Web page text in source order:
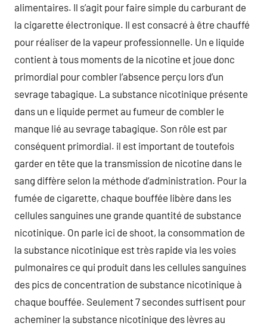
alimentaires. Il s’agit pour faire simple du carburant de
la cigarette électronique. Il est consacré à être chauffé
pour réaliser de la vapeur professionnelle. Un e liquide
contient à tous moments de la nicotine et joue donc
primordial pour combler l’absence perçu lors d’un
sevrage tabagique. La substance nicotinique présente
dans un e liquide permet au fumeur de combler le
manque lié au sevrage tabagique. Son rôle est par
conséquent primordial. il est important de toutefois
garder en tête que la transmission de nicotine dans le
sang diffère selon la méthode d’administration. Pour la
fumée de cigarette, chaque bouffée libère dans les
cellules sanguines une grande quantité de substance
nicotinique. On parle ici de shoot, la consommation de
la substance nicotinique est très rapide via les voies
pulmonaires ce qui produit dans les cellules sanguines
des pics de concentration de substance nicotinique à
chaque bouffée. Seulement 7 secondes suffisent pour
acheminer la substance nicotinique des lèvres au